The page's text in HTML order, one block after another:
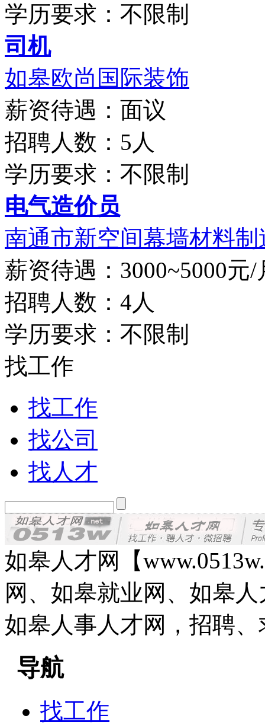
学历要求：不限制
司机
如皋欧尚国际装饰
薪资待遇：面议
招聘人数：5人
学历要求：不限制
电气造价员
南通市新空间幕墙材料制
薪资待遇：3000~5000元/
招聘人数：4人
学历要求：不限制
找工作
找工作
找公司
找人才
如皋人才网【
网、如皋就业网、如皋
如皋人事人才网，招聘
导航
找工作